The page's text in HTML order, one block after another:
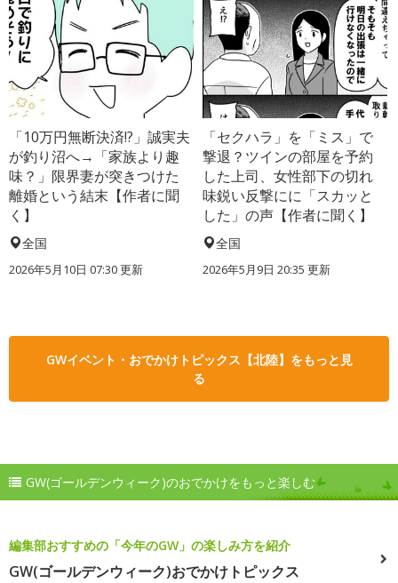
「10万円無断決済!?」誠実夫
が釣り沼へ→「家族より趣
味？」限界妻が突きつけた
離婚という結末【作者に聞
く】
全国
2026年5月10日 07:30 更新
「セクハラ」を「ミス」で
撃退？ツインの部屋を予約
した上司、女性部下の切れ
味鋭い反撃にに「スカッと
した」の声【作者に聞く】
全国
2026年5月9日 20:35 更新
GWイベント・おでかけトピックス【北陸】をもっと見
る
GW(ゴールデンウィーク)のおでかけをもっと楽しむ
編集部おすすめの「今年のGW」の楽しみ方を紹介
GW(ゴールデンウィーク)おでかけトピックス